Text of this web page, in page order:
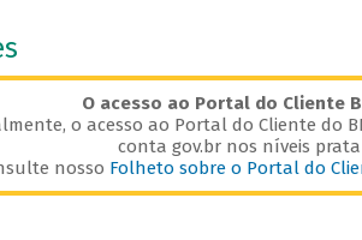
O acesso ao Portal do Cliente
o acesso ao Portal do Cliente do
conta gov.br nos níveis
nosso Folheto sobre o Portal do